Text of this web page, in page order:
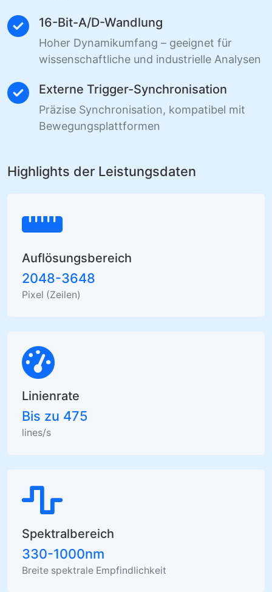
16-Bit-A/D-Wandlung
Hoher Dynamikumfang – geeignet für
wissenschaftliche und industrielle Analysen
Externe Trigger-Synchronisation
Präzise Synchronisation, kompatibel mit
Bewegungsplattformen
Highlights der Leistungsdaten
Auflösungsbereich
2048-3648
Pixel (Zeilen)
Linienrate
Bis zu 475
lines/s
Spektralbereich
330-1000nm
Breite spektrale Empfindlichkeit